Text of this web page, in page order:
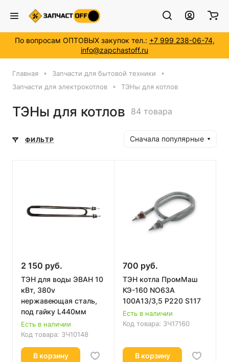
По вопросам ОПТОВЫХ закупок тел.: +7 999 238-06-74,
info@zapchastoff.ru
Главная
Запчасти для бытовой техники
Запчасти для электрокотлов
ТЭНы для котлов
ТЭНы для котлов 84 товара
ФИЛЬТР Сначала популярные
2 150 руб.
ТЭН для воды ЭВАН 10
кВт, 380v
нержавеющая сталь,
под гайку L440мм
Есть в наличии
Код товара: ЗЧ10148
В корзину
700 руб.
ТЭН котла ПромМаш
КЭ-160 NO63A
100А13/3,5 Р220 S117
Есть в наличии
Код товара: ЗЧ17160
В корзину